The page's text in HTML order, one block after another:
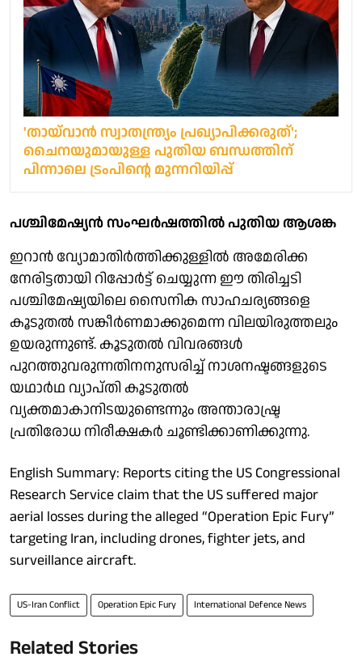
'തായ്‌വാന്‍ സ്വാതന്ത്ര്യം പ്രഖ്യാപിക്കരുത്';
ചൈനയുമായുള്ള പുതിയ ബന്ധത്തിന്
പിന്നാലെ ട്രംപിന്റെ മുന്നറിയിപ്പ്
പശ്ചിമേഷ്യൻ സംഘർഷത്തിൽ പുതിയ ആശങ്ക
ഇറാൻ വ്യോമാതിർത്തിക്കുള്ളിൽ അമേരിക്ക
നേരിട്ടതായി റിപ്പോർട്ട് ചെയ്യുന്ന ഈ തിരിച്ചടി
പശ്ചിമേഷ്യയിലെ സൈനിക സാഹചര്യങ്ങളെ
കൂടുതൽ സങ്കീർണമാക്കുമെന്ന വിലയിരുത്തലും
ഉയരുന്നുണ്ട്. കൂടുതൽ വിവരങ്ങൾ
പുറത്തുവരുന്നതിനനുസരിച്ച് നാശനഷ്ടങ്ങളുടെ
യഥാർഥ വ്യാപ്തി കൂടുതൽ
വ്യക്തമാകാനിടയുണ്ടെന്നും അന്താരാഷ്ട്ര
പ്രതിരോധ നിരീക്ഷകർ ചൂണ്ടിക്കാണിക്കുന്നു.
English Summary: Reports citing the US Congressional
Research Service claim that the US suffered major
aerial losses during the alleged “Operation Epic Fury”
targeting Iran, including drones, fighter jets, and
surveillance aircraft.
US-Iran Conflict Operation Epic Fury International Defence News
Related Stories